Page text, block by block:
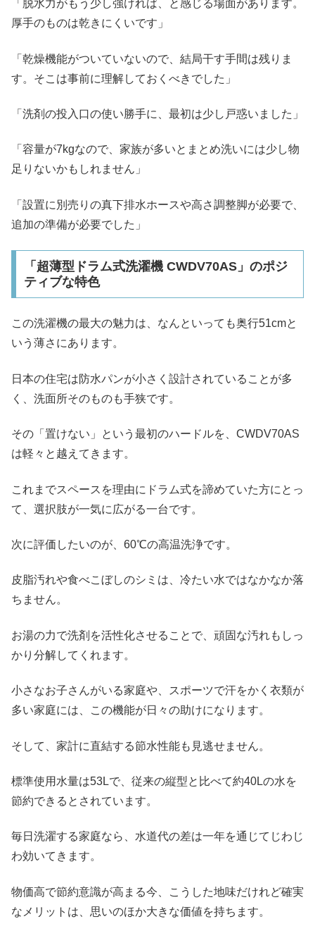
「脱水力がもう少し強ければ、と感じる場面があります。
厚手のものは乾きにくいです」
「乾燥機能がついていないので、結局干す手間は残りま
す。そこは事前に理解しておくべきでした」
「洗剤の投入口の使い勝手に、最初は少し戸惑いました」
「容量が7kgなので、家族が多いとまとめ洗いには少し物
足りないかもしれません」
「設置に別売りの真下排水ホースや高さ調整脚が必要で、
追加の準備が必要でした」
「超薄型ドラム式洗濯機 CWDV70AS」のポジ
ティブな特色
この洗濯機の最大の魅力は、なんといっても奥行51cmと
いう薄さにあります。
日本の住宅は防水パンが小さく設計されていることが多
く、洗面所そのものも手狭です。
その「置けない」という最初のハードルを、CWDV70AS
は軽々と越えてきます。
これまでスペースを理由にドラム式を諦めていた方にとっ
て、選択肢が一気に広がる一台です。
次に評価したいのが、60℃の高温洗浄です。
皮脂汚れや食べこぼしのシミは、冷たい水ではなかなか落
ちません。
お湯の力で洗剤を活性化させることで、頑固な汚れもしっ
かり分解してくれます。
小さなお子さんがいる家庭や、スポーツで汗をかく衣類が
多い家庭には、この機能が日々の助けになります。
そして、家計に直結する節水性能も見逃せません。
標準使用水量は53Lで、従来の縦型と比べて約40Lの水を
節約できるとされています。
毎日洗濯する家庭なら、水道代の差は一年を通じてじわじ
わ効いてきます。
物価高で節約意識が高まる今、こうした地味だけれど確実
なメリットは、思いのほか大きな価値を持ちます。